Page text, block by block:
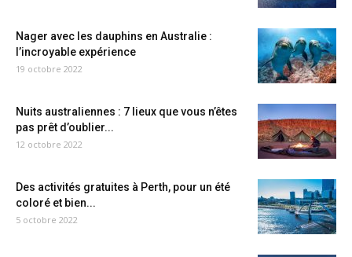
Nager avec les dauphins en Australie :
l’incroyable expérience
19 octobre 2022
Nuits australiennes : 7 lieux que vous n’êtes
pas prêt d’oublier...
12 octobre 2022
Des activités gratuites à Perth, pour un été
coloré et bien...
5 octobre 2022